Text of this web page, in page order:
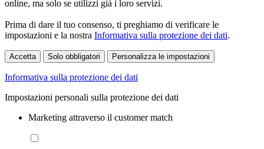
online, ma solo se utilizzi già i loro servizi.
Prima di dare il tuo consenso, ti preghiamo di verificare le
impostazioni e la nostra Informativa sulla protezione dei dati.
Accetta Solo obbligatori Personalizza le impostazioni
Informativa sulla protezione dei dati
Impostazioni personali sulla protezione dei dati
Marketing attraverso il customer match